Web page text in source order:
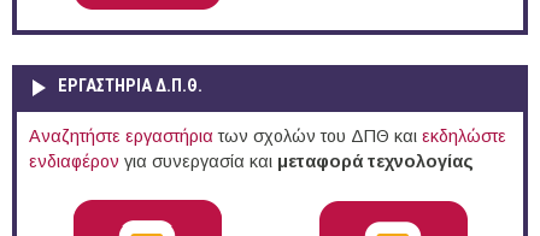
ΕΡΓΑΣΤΗΡΙΑ Δ.Π.Θ.
Αναζητήστε εργαστήρια των σχολών του ΔΠΘ και εκδηλώστε
ενδιαφέρον για συνεργασία και μεταφορά τεχνολογίας